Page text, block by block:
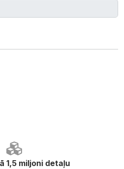
1,5 miljoni detaļu